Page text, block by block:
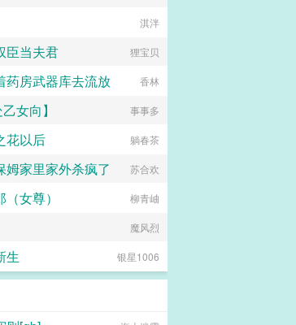
淇泮
臣当夫君 狸宝贝
药房武器库去流放 香林
女向】 事事多
花以后 躺春茶
姆家里家外杀疯了 苏合欢
女尊） 柳青岫
魔风烈
生 银星1006